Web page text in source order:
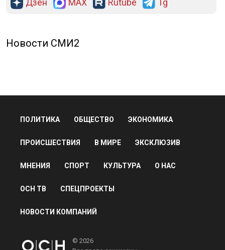
Дзен MAX Rutube Tg
Новости СМИ2
ПОЛИТИКА ОБЩЕСТВО ЭКОНОМИКА
ПРОИСШЕСТВИЯ В МИРЕ ЭКСКЛЮЗИВ
МНЕНИЯ СПОРТ КУЛЬТУРА О НАС
ОСН ТВ СПЕЦПРОЕКТЫ
НОВОСТИ КОМПАНИЙ
© 2026